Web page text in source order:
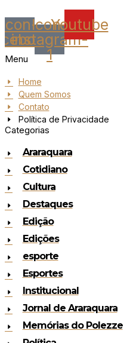
Icon-Icon-
instagram-
1
Youtube
Menu
Home
Quem Somos
Contato
Política de Privacidade
Categorias
Araraquara
Cotidiano
Cultura
Destaques
Edição
Edições
esporte
Esportes
Institucional
Jornal de Araraquara
Memórias do Polezze